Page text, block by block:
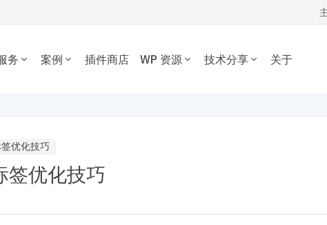
务 案例 插件商店 WP 资源 技术分享 关于
能优化
公司企业主题
音乐视频主题
多用途主题 自定义字段/表单
开发教程
主题开发分享
前端开发技巧 WordPress数据库
优化技巧
签优化技巧